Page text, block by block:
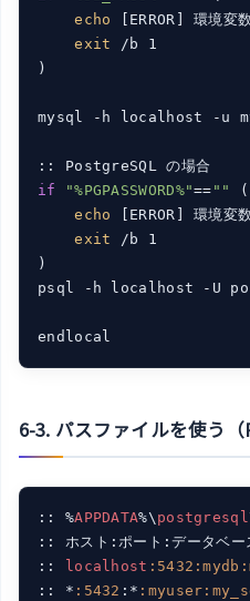
echo [ERROR] 環境変
exit /b 1
)
mysql -h localhost -u
if
"%PGPASSWORD%"== ""
(
echo [ERROR] 環境変
exit /b 1
)
psql -h localhost -U
6-3. パスファイルを使う（
:: %APPDATA%\ postgresql
:: ホスト:ポート:データベー
::
localhost :5432 :mydb
:: * :5432 :* :myuser